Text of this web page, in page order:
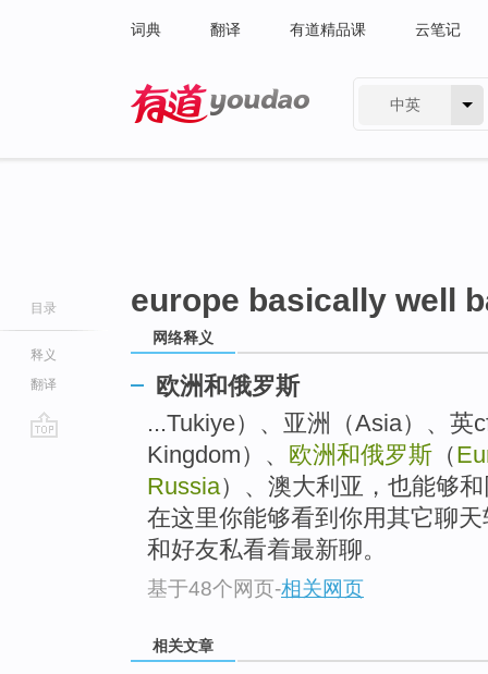
词典 翻译 有道精品课 云笔记
中英
目录
释义
翻译
europe basically well
网络释义
欧洲和俄罗斯
...Tukiye）、亚洲（Asia）、
Kingdom）、 欧洲和俄罗斯 （
Russia）、澳大利亚，也能够
在这里你能够看到你用其它聊
和好友私看着最新聊。
基于48个网页-相关网页
相关文章